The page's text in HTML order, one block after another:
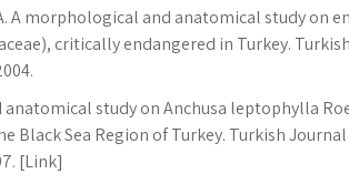
A. A morphological and anatomical study on
critically endangered in Turkey.
anatomical study on Anchusa leptophylla
Black Sea Region of Turkey. Turkish
[Link]